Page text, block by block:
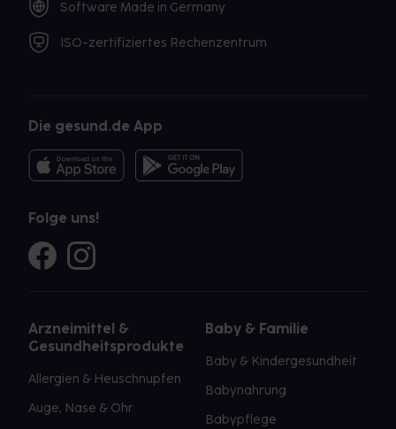
Software Made in Germany
ISO-zertifiziertes Rechenzentrum
Die gesund.de App
Folge uns!
Arzneimittel &
Gesundheitsprodukte
Allergien & Heuschnupfen
Auge, Nase & Ohr
Baby & Familie
Baby & Kindergesundheit
Babynahrung
Babypflege